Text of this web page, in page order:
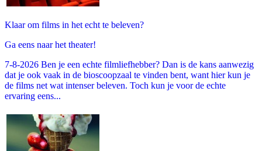
Klaar om films in het echt te beleven?
Ga eens naar het theater!
7-8-2026 Ben je een echte filmliefhebber? Dan is de kans aanwezig
dat je ook vaak in de bioscoopzaal te vinden bent, want hier kun je
de films net wat intenser beleven. Toch kun je voor de echte
ervaring eens...